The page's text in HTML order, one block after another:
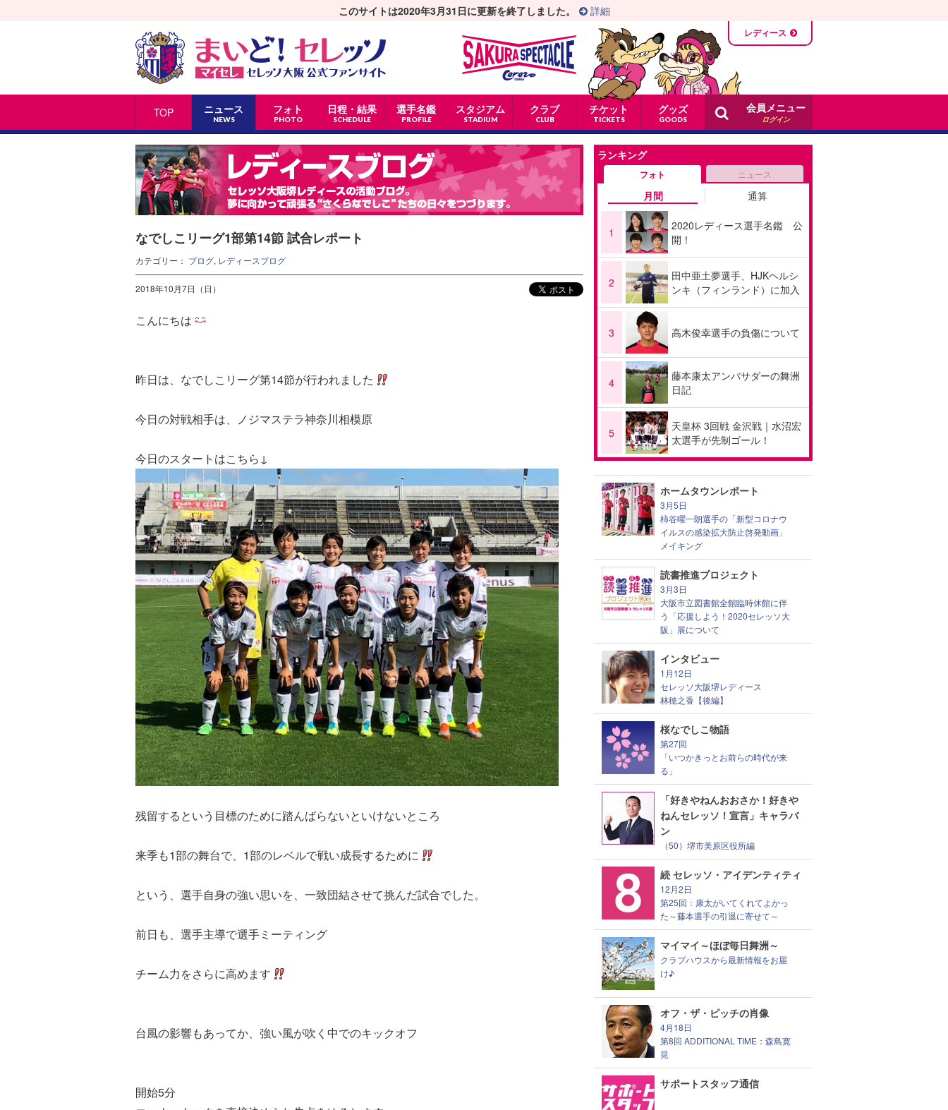
TOP ニュース
NEWS
フォト
PHOTO
日程・結果
SCHEDULE
選手名鑑
PROFILE
スタジアム
STADIUM
クラブ
CLUB
チケット
TICKETS
グッズ
GOODS
このサイトは2020年3月31日に更新を終了しました。 詳細
レディース
会員メニュー
ログイン
なでしこリーグ1部第14節 試合レポート
カテゴリー： ブログ, レディースブログ
2018年10月7日（日）
こんにちは
昨日は、なでしこリーグ第14節が行われました
今日の対戦相手は、ノジマステラ神奈川相模原
今日のスタートはこちら↓
残留するという目標のために踏んばらないといけないところ
来季も1部の舞台で、1部のレベルで戦い成長するために
という、選手自身の強い思いを、一致団結させて挑んだ試合でした。
前日も、選手主導で選手ミーティング
チーム力をさらに高めます
台風の影響もあってか、強い風が吹く中でのキックオフ
開始5分
ランキング
フォト ニュース
月間 通算
1
2020レディース選手名鑑 公
開！
2
田中亜土夢選手、HJKヘルシ
ンキ（フィンランド）に加入
3 高木俊幸選手の負傷について
4
藤本康太アンバサダーの舞洲
日記
5
天皇杯 3回戦 金沢戦｜水沼宏
太選手が先制ゴール！
ホームタウンレポート
3月5日
柿谷曜一朗選手の「新型コロナウ
イルスの感染拡大防止啓発動画」
メイキング
読書推進プロジェクト
3月3日
大阪市立図書館全館臨時休館に伴
う「応援しよう！2020セレッソ大
阪」展について
インタビュー
1月12日
セレッソ大阪堺レディース
林穂之香【後編】
桜なでしこ物語
第27回
「いつかきっとお前らの時代が来
る」
「好きやねんおおさか！好きや
ねんセレッソ！宣言」キャラバ
ン
（50）堺市美原区役所編
続 セレッソ・アイデンティティ
12月2日
第25回：康太がいてくれてよかっ
た～藤本選手の引退に寄せて～
マイマイ～ほぼ毎日舞洲～
クラブハウスから最新情報をお届
け♪
オフ・ザ・ピッチの肖像
4月18日
第8回 ADDITIONAL TIME：森島寛
晃
サポートスタッフ通信